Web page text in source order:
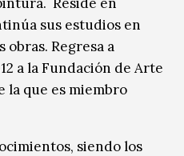
sus estudios en
obras. Regresa a
a la Fundación de Arte
la que es miembro
siendo los